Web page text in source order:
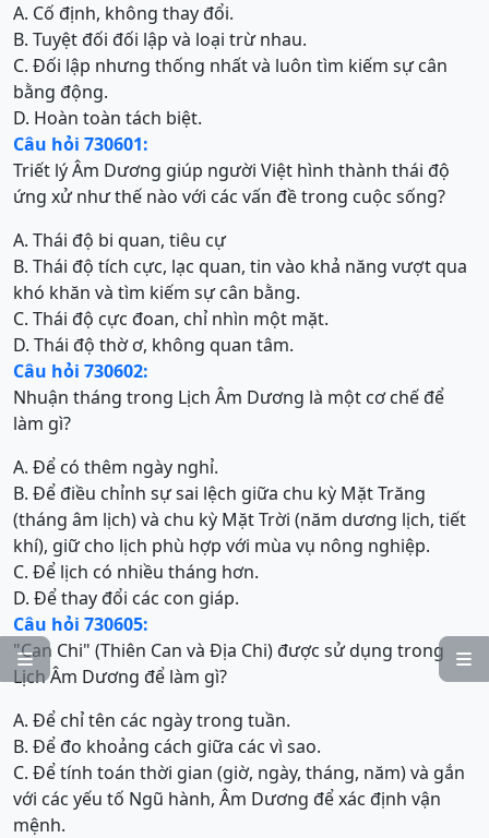


A. Cố định, không thay đổi.
B. Tuyệt đối đối lập và loại trừ nhau.
C. Đối lập nhưng thống nhất và luôn tìm kiếm sự cân
bằng động.
D. Hoàn toàn tách biệt.
Câu hỏi 730601:
Triết lý Âm Dương giúp người Việt hình thành thái độ
ứng xử như thế nào với các vấn đề trong cuộc sống?
A. Thái độ bi quan, tiêu cự
B. Thái độ tích cực, lạc quan, tin vào khả năng vượt qua
khó khăn và tìm kiếm sự cân bằng.
C. Thái độ cực đoan, chỉ nhìn một mặt.
D. Thái độ thờ ơ, không quan tâm.
Câu hỏi 730602:
Nhuận tháng trong Lịch Âm Dương là một cơ chế để
làm gì?
A. Để có thêm ngày nghỉ.
B. Để điều chỉnh sự sai lệch giữa chu kỳ Mặt Trăng
(tháng âm lịch) và chu kỳ Mặt Trời (năm dương lịch, tiết
khí), giữ cho lịch phù hợp với mùa vụ nông nghiệp.
C. Để lịch có nhiều tháng hơn.
D. Để thay đổi các con giáp.
Câu hỏi 730605:
"Can Chi" (Thiên Can và Địa Chi) được sử dụng trong
Lịch Âm Dương để làm gì?
A. Để chỉ tên các ngày trong tuần.
B. Để đo khoảng cách giữa các vì sao.
C. Để tính toán thời gian (giờ, ngày, tháng, năm) và gắn
với các yếu tố Ngũ hành, Âm Dương để xác định vận
mệnh.